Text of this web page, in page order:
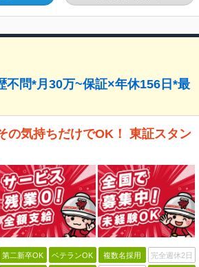
不問*月30万~保証×年休156日*最
の気持ちだけでOK！ 東証スタン
第二新卒OK ベテランOK 複数名採用 完全週休2日